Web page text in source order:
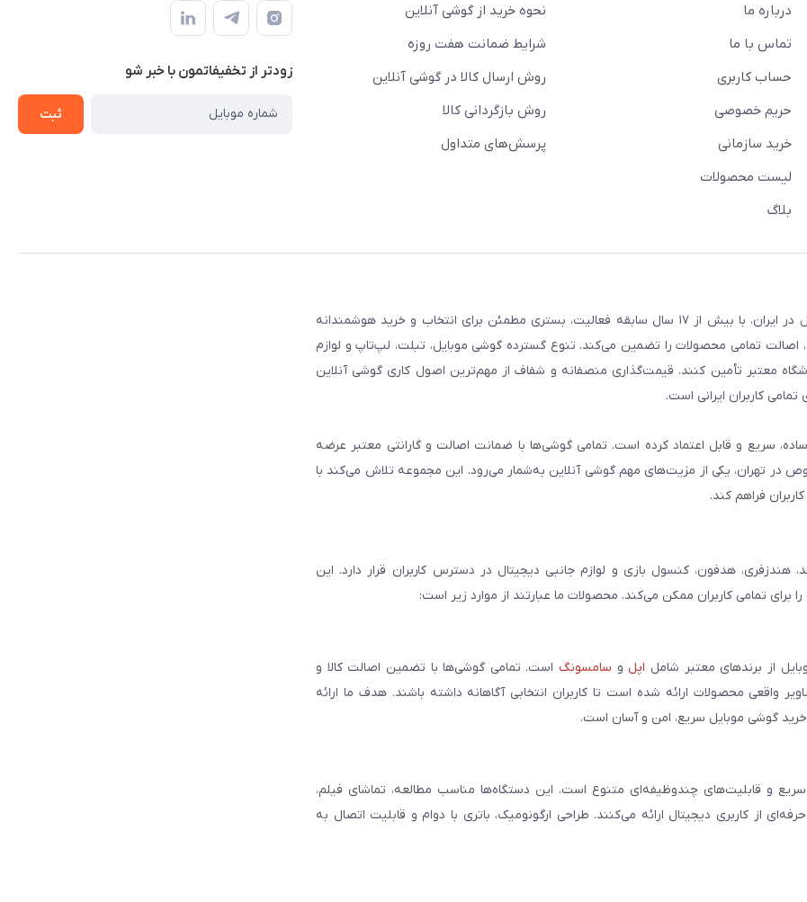
درباره ما
تماس با ما
حساب کاربری
حریم خصوصی
خرید سازمانی
لیست محصولات
بلاگ
نحوه خرید از گوشی آنلاین
شرایط ضمانت هفت روزه
روش ارسال کالا در گوشی آنلاین
روش بازگردانی کالا
پرسش‌های متداول
زودتر از تخفیفاتمون با خبر شو
ثبت
فروشگاه گوشی آنلاین به‌عنوان یکی از مراجع تخصصی خرید لوازم دیجیتال در ایران، با بیش از ۱۷ سال سابقه فعالیت، بستری مطمئن برای انتخاب و خرید هوشمندانه
اصالت تمامی محصولات را تضمین می‌کند. تنوع گسترده گوشی موبایل، تبلت، لپ‌تاپ و لوازم
معتبر تأمین کنند. قیمت‌گذاری منصفانه و شفاف از مهم‌ترین اصول کاری گوشی آنلاین
کاربران ایرانی است.
سریع و قابل اعتماد کرده است. تمامی گوشی‌ها با ضمانت اصالت و گارانتی معتبر عرضه
در تهران، یکی از مزیت‌های مهم گوشی آنلاین به‌شمار می‌رود. این مجموعه تلاش می‌کند با
فراهم کند.
هدفون، کنسول بازی و لوازم جانبی دیجیتال در دسترس کاربران قرار دارد. این
تمامی کاربران ممکن می‌کند. محصولات ما عبارتند از موارد زیر است:
از برندهای معتبر شامل اپل و سامسونگ است. تمامی گوشی‌ها با تضمین اصالت کالا و
محصولات ارائه شده است تا کاربران انتخابی آگاهانه داشته باشند. هدف ما ارائه
گوشی موبایل سریع، امن و آسان است.
و قابلیت‌های چندوظیفه‌ای متنوع است. این دستگاه‌ها مناسب مطالعه، تماشای فیلم،
از کاربری دیجیتال ارائه می‌کنند. طراحی ارگونومیک، باتری با دوام و قابلیت اتصال به